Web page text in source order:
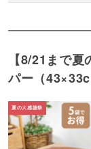
【8/21まで
パー（